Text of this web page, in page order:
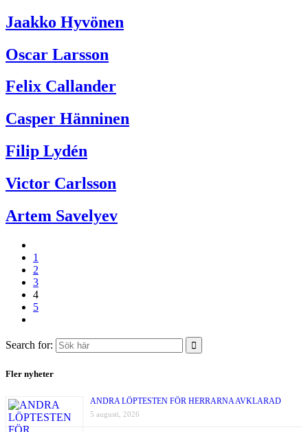
Jaakko Hyvönen
Oscar Larsson
Felix Callander
Casper Hänninen
Filip Lydén
Victor Carlsson
Artem Savelyev
1
2
3
4
5
Search for:
Fler nyheter
ANDRA LÖPTESTEN FÖR HERRARNA AVKLARAD
5 augusti, 2026